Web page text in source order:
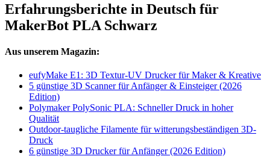
Erfahrungsberichte in Deutsch für
MakerBot PLA Schwarz
Aus unserem Magazin:
eufyMake E1: 3D Textur-UV Drucker für Maker & Kreative
5 günstige 3D Scanner für Anfänger & Einsteiger (2026
Edition)
Polymaker PolySonic PLA: Schneller Druck in hoher
Qualität
Outdoor-taugliche Filamente für witterungsbeständigen 3D-
Druck
6 günstige 3D Drucker für Anfänger (2026 Edition)